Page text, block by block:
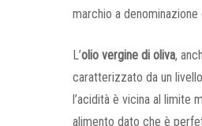
marchio a
L’olio vergine di oliva,
caratterizzato da un
l’acidità è vicina al limite
alimento dato che è